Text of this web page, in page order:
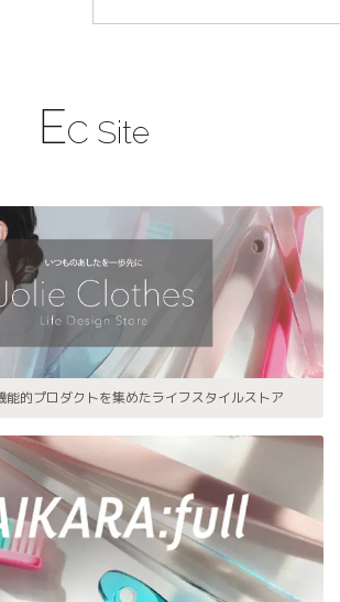
EC Site
能的プロダクトを集めたライフスタイルストア